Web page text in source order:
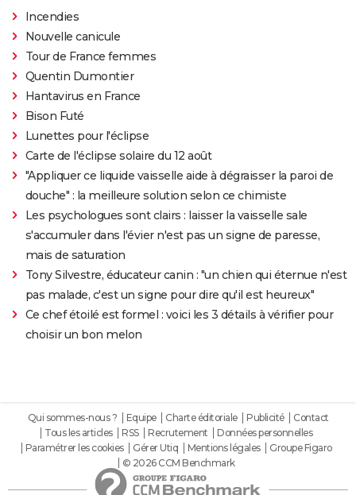
Incendies
Nouvelle canicule
Tour de France femmes
Quentin Dumontier
Hantavirus en France
Bison Futé
Lunettes pour l'éclipse
Carte de l'éclipse solaire du 12 août
"Appliquer ce liquide vaisselle aide à dégraisser la paroi de
douche" : la meilleure solution selon ce chimiste
Les psychologues sont clairs : laisser la vaisselle sale
s'accumuler dans l'évier n'est pas un signe de paresse,
mais de saturation
Tony Silvestre, éducateur canin : "un chien qui éternue n'est
pas malade, c'est un signe pour dire qu'il est heureux"
Ce chef étoilé est formel : voici les 3 détails à vérifier pour
choisir un bon melon
Qui sommes-nous ? Equipe Charte éditoriale Publicité
Contact
Tous les articles
RSS Recrutement
Données personnelles
Paramétrer les cookies
Gérer Utiq Mentions légales
Groupe Figaro
© 2026 CCM Benchmark